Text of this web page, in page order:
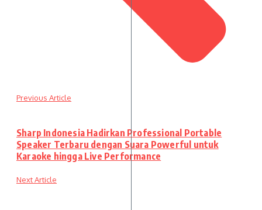
Previous Article
Sharp Indonesia Hadirkan Professional Portable
Speaker Terbaru dengan Suara Powerful untuk
Karaoke hingga Live Performance
Next Article